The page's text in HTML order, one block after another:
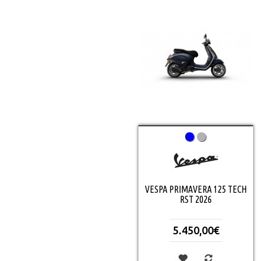
VESPA PRIMAVERA 125 TECH
RST 2026
5.450,00€